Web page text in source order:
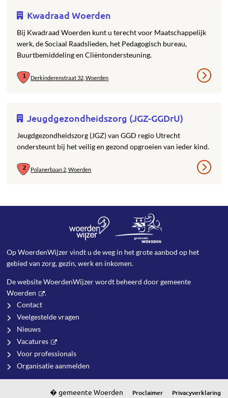
Kwadraad Woerden
Bij Kwadraad Woerden kunt u terecht voor Maatschappelijk
werk, de Sociaal Raadslieden, het Pedagogisch bureau,
Buurtbemiddeling en Cliëntondersteuning.
Derkinderenstraat 32, Woerden
Jeugdgezondheidszorg (JGZ-GGDrU)
Jeugdgezondheidszorg (JGZ) van GGD regio Utrecht
ondersteunt bij het veilig en gezond opgroeien van ieder kind.
Polanerbaan 2, Woerden
Op WoerdenWijzer vindt u de weg in het grote aanbod op het
gebied van zorg, gezin, werk en inkomen.
De website WoerdenWijzer wordt beheerd doorgemeente
Woerden
.
Contact
Veelgestelde vragen
Nieuws
Vacatures
Voor professionals
Organisatie aanmelden
Proclaimer Privacyverklaring